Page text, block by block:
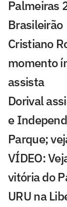
Palmeiras
Brasileirão
Cristiano
momento
assista
Dorival
e
Parque;
VÍDEO:
vitória do
URU na